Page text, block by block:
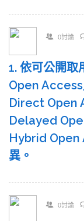
0討論
1. 依可公開取
Open Access
Direct Open
Delayed
Hybrid Open
異。
0討論